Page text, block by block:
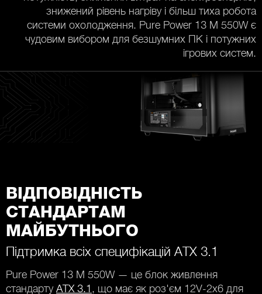
знижений рівень нагріву і більш тиха робота
системи охолодження. Pure Power 13 M 550W є
чудовим вибором для безшумних ПК і потужних
ігрових систем.
ВІДПОВІДНІСТЬ
СТАНДАРТАМ
МАЙБУТНЬОГО
Підтримка всіх специфікацій ATX 3.1
Pure Power 13 M 550W — це блок живлення
стандартуATX 3.1, що має як роз'єм 12V-2x6 для